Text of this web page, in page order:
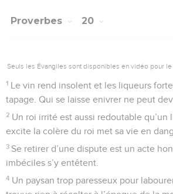
Proverbes 20
Seuls les Évangiles sont disponibles en vidéo pour le
1 Le vin rend insolent et les liqueurs
tapage. Qui se laisse enivrer ne peut
2 Un roi irrité est aussi redoutable qu’un
excite la colère du roi met sa vie en
3 Se retirer d’une dispute est un acte
imbéciles s’y entêtent.
4 Un paysan trop paresseux pour